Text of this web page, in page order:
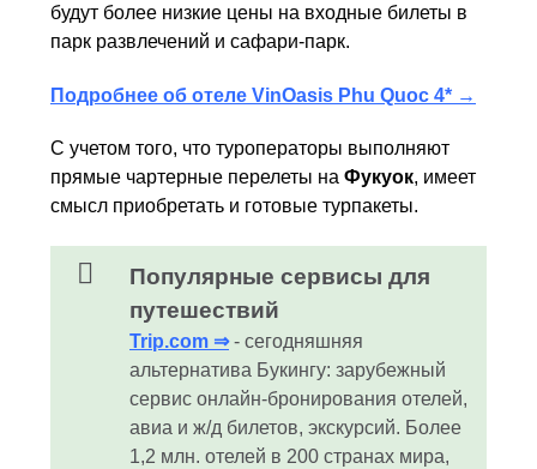
будут более низкие цены на входные билеты в
парк развлечений и сафари-парк.
Подробнее об отеле VinOasis Phu Quoc 4* →
С учетом того, что туроператоры выполняют
прямые чартерные перелеты на Фукуок, имеет
смысл приобретать и готовые турпакеты.
Популярные сервисы для
путешествий
Trip.com ⇒- сегодняшняя
альтернатива Букингу: зарубежный
сервис онлайн-бронирования отелей,
авиа и ж/д билетов, экскурсий. Более
1,2 млн. отелей в 200 странах мира,